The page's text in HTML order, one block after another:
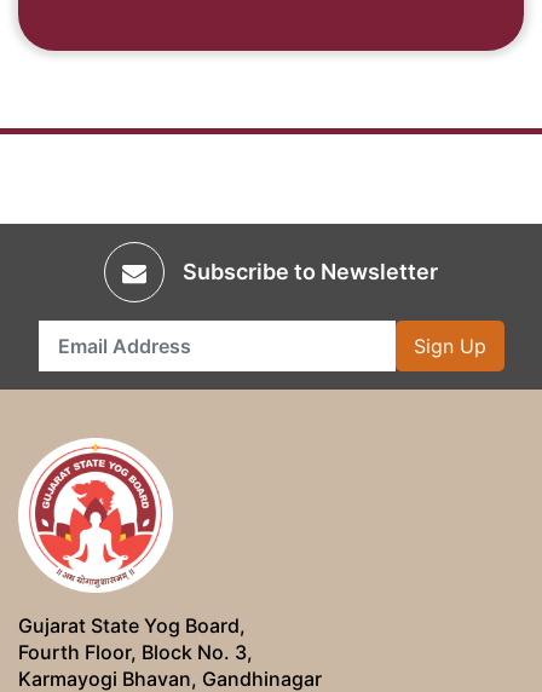
Subscribe to Newsletter
Sign Up
Gujarat State Yog Board,
Fourth Floor, Block No. 3,
Karmayogi Bhavan, Gandhinagar